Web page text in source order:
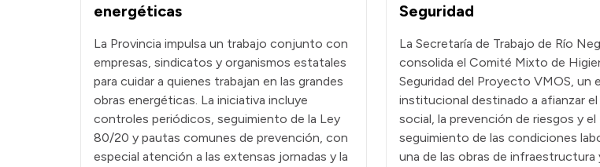
energéticas
La Provincia impulsa un trabajo conjunto con
empresas, sindicatos y organismos estatales
para cuidar a quienes trabajan en las grandes
obras energéticas. La iniciativa incluye
controles periódicos, seguimiento de la Ley
80/20 y pautas comunes de prevención, con
especial atención a las extensas jornadas y la
Seguridad
La Secretaría de Trabajo de Río
consolida el Comité Mixto de
Seguridad del Proyecto VMOS, un
institucional destinado a afianzar el
social, la prevención de riesgos y el
seguimiento de las condiciones
una de las obras de infraestructura